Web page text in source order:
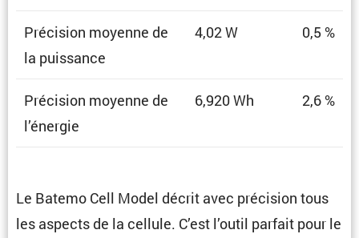
Préci­sion moyenne de
la puissance
4,02 W 0,5 %
Préci­sion moyenne de
l’énergie
6,920 Wh 2,6 %
Le Batemo Cell Model décrit avec préci­sion tous
les aspects de la cellule. C’est l’outil parfait pour le